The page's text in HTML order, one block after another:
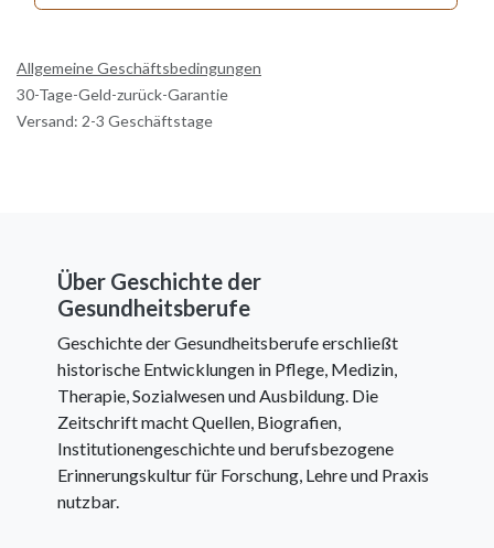
Allgemeine Geschäftsbedingungen
30-Tage-Geld-zurück-Garantie
Versand: 2-3 Geschäftstage
Über Geschichte der
Gesundheitsberufe
Geschichte der Gesundheitsberufe erschließt
historische Entwicklungen in Pflege, Medizin,
Therapie, Sozialwesen und Ausbildung. Die
Zeitschrift macht Quellen, Biografien,
Institutionengeschichte und berufsbezogene
Erinnerungskultur für Forschung, Lehre und Praxis
nutzbar.